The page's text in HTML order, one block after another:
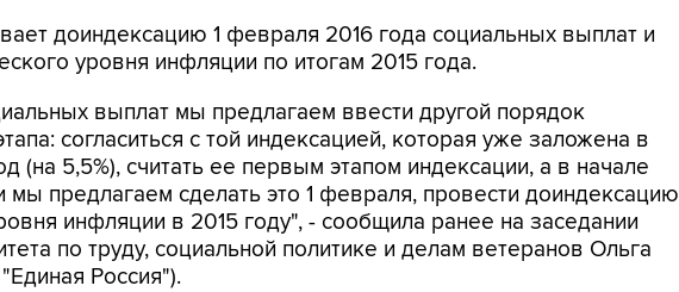
доиндексацию 1 февраля 2016 года социальных выплат и
уровня инфляции по итогам 2015 года.
выплат мы предлагаем ввести другой порядок
согласиться с той индексацией, которая уже заложена в
(на 5,5%), считать ее первым этапом индексации, а в начале
мы предлагаем сделать это 1 февраля, провести доиндексацию
инфляции в 2015 году", - сообщила ранее на заседании
по труду, социальной политике и делам ветеранов Ольга
Россия").